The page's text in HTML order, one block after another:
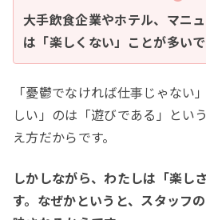
大手飲食企業やホテル、マニ
は「楽しくない」ことが多い
「憂鬱でなければ仕事じゃない
しい」のは「遊びである」とい
え方だからです。
しかしながら、わたしは「楽し
す。なぜかというと、スタッフ